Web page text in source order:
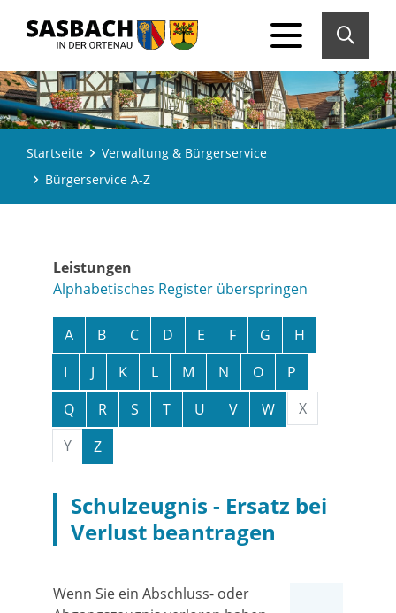
Startseite
Verwaltung & Bürgerservice
Bürgerservice A-Z
Leistungen
Alphabetisches Register überspringen
A B C D E F G
H
I
J K L M N O
P
Q
R S T U V W
X
Y
Z
Schulzeugnis - Ersatz bei
Verlust beantragen
Wenn Sie ein Abschluss- oder